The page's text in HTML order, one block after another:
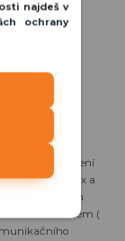
spínač. Zařízení
zásuvkami Ajax a
Center Button
s rozbočovačem (
najdeš v
ochrany